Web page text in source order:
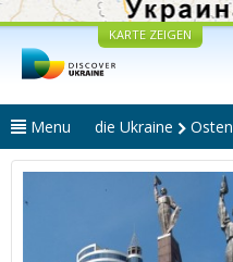
KARTE ZEIGEN
Menu die Ukraine Osten